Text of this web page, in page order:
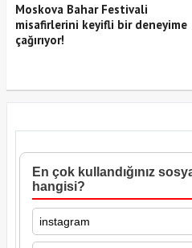
Moskova Bahar Festivali
misafirlerini keyifli bir deneyime
çağırıyor!
En çok kullandığınız
hangisi?
instagram